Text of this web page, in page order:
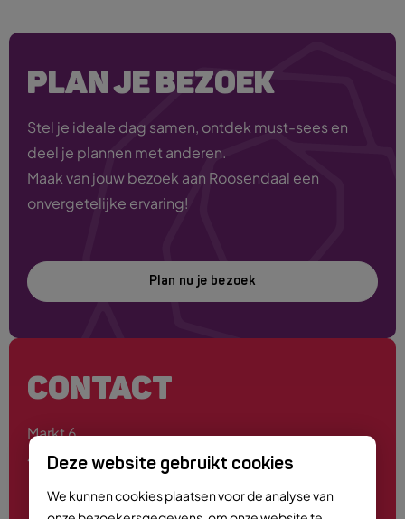
Deze website gebruikt cookies
We kunnen cookies plaatsen voor de analyse van
PLAN JE BEZOEK
Stel je ideale dag samen, ontdek must-sees en
deel je plannen met anderen.
Maak van jouw bezoek aan Roosendaal een
onvergetelijke ervaring!
Plan nu je bezoek
CONTACT
Markt 6
4701 PE Roosendaal